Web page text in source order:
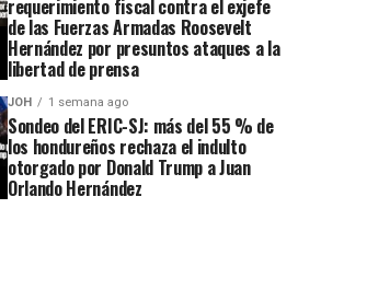
requerimiento fiscal contra el exjefe
de las Fuerzas Armadas Roosevelt
Hernández por presuntos ataques a la
libertad de prensa
JOH 1 semana ago
Sondeo del ERIC-SJ: más del 55 % de
los hondureños rechaza el indulto
otorgado por Donald Trump a Juan
Orlando Hernández